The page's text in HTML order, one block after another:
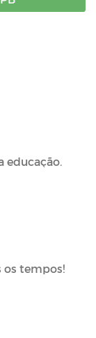
educação.
os tempos!